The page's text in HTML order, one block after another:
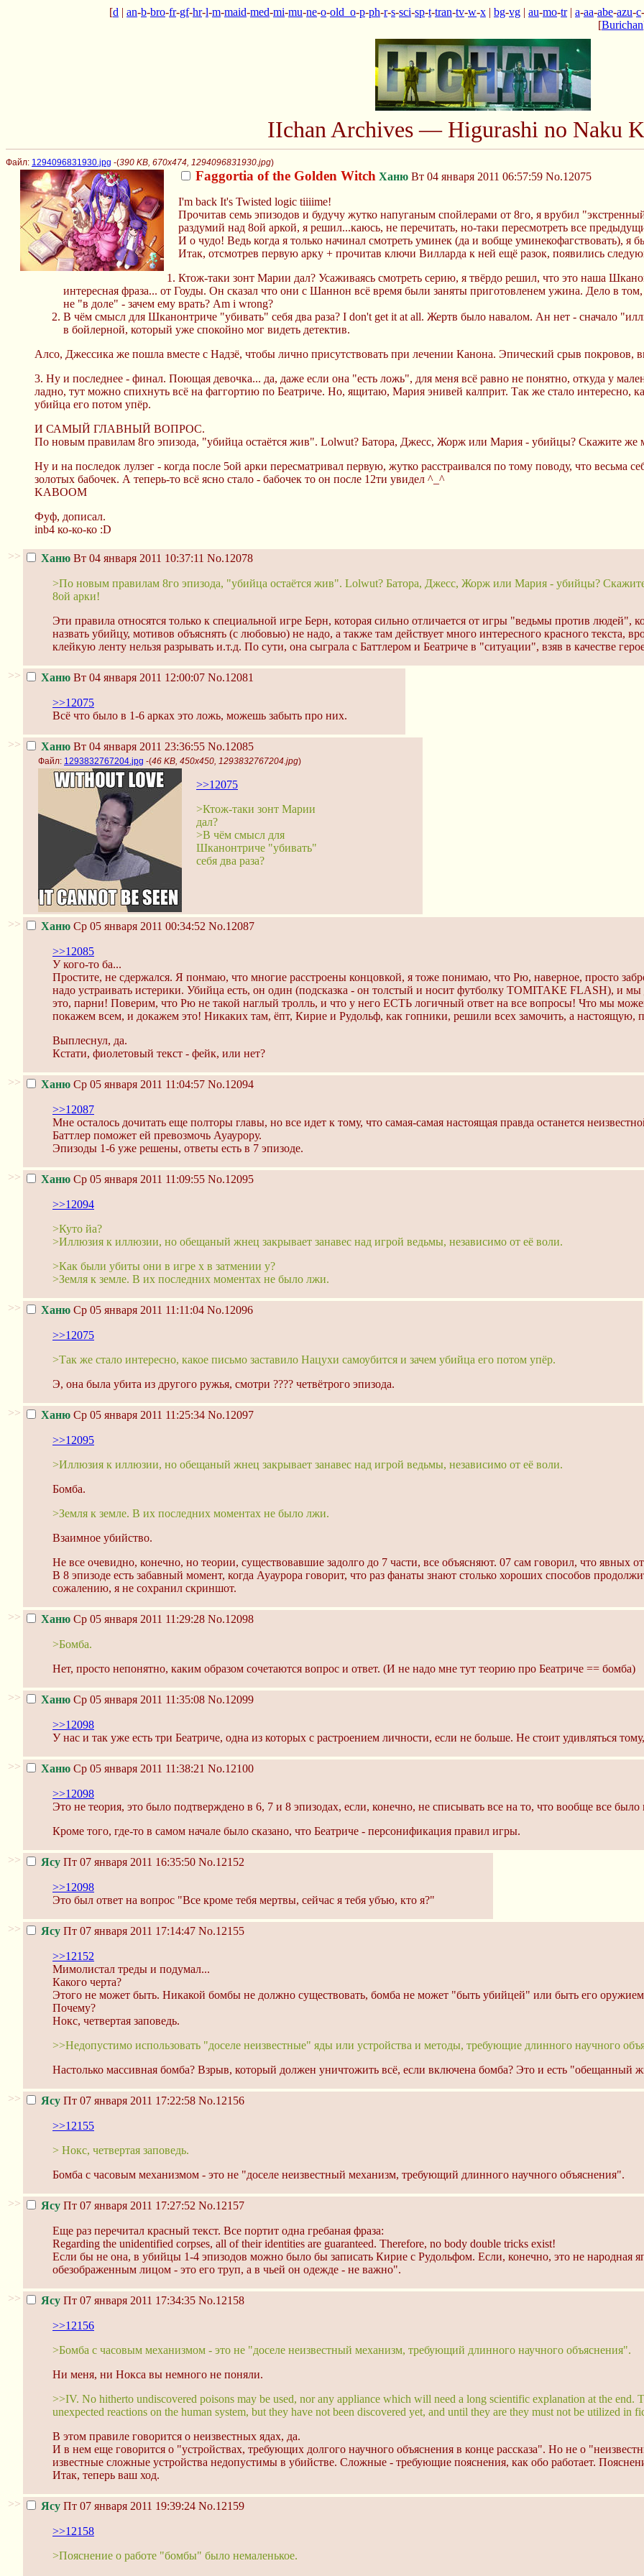
[d | an-b-bro-fr-gf-hr-l-m-maid-med-mi-mu-ne-o-old_o-p-ph-r-s-sci-sp-t-tran-tv-w-x | bg-vg | au-mo-tr| a-aa-abe-azu-c-
[Burichan
IIchan Archives — Higurashi no Naku
Файл: 1294096831930.jpg -(390 KB, 670x474, 1294096831930.jpg)
Faggortia of the Golden Witch Ханю Вт 04 января 2011 06:57:59 No.12075
I'm back It's Twisted logic tiiiime!
Прочитав семь эпизодов и будучу жутко напуганым спойлерами от 8го, я врубил
раздумий над 8ой аркой, я решил...каюсь, не перечитать, но-таки пересмотреть все
И о чудо! Ведь когда я только начинал смотреть уминек (да и вобще уминекофагствовать), я
Итак, отсмотрев первую арку + прочитав ключи Вилларда к ней ещё разок, появились
Ктож-таки зонт Марии дал? Усаживаясь смотреть серию, я твёрдо решил, что это наша
интересная фраза... от Гоуды. Он сказал что они с Шаннон всё время были заняты приготовленем ужина. Дело в
не "в доле" - зачем ему врать? Am i wrong?
В чём смысл для Шканонтриче "убивать" себя два раза? I don't get it at all. Жертв было навалом. Ан нет - сначало
в бойлерной, который уже спокойно мог видеть детектив.
Алсо, Джессика же пошла вместе с Надзё, чтобы лично присутствовать при лечении Канона. Эпический срыв покровов,
3. Ну и последнее - финал. Поющая девочка... да, даже если она "есть ложь", для меня всё равно не понятно, откуда у
ладно, тут можно спихнуть всё на фаггортию по Беатриче. Но, ящитаю, Мария энивей калприт. Так же стало интересно,
убийца его потом упёр.
И САМЫЙ ГЛАВНЫЙ ВОПРОС.
По новым правилам 8го эпизода, "убийца остаётся жив". Lolwut? Батора, Джесс, Жорж или Мария - убийцы? Скажите же
Ну и на последок лулзег - когда после 5ой арки пересматривал первую, жутко расстраивался по тому поводу, что весьма
золотых бабочек. А теперь-то всё ясно стало - бабочек то он после 12ти увидел ^_^
KABOOM
Фуф, дописал.
inb4 ко-ко-ко :D
>> Ханю Вт 04 января 2011 10:37:11 No.12078
>По новым правилам 8го эпизода, "убийца остаётся жив". Lolwut? Батора, Джесс, Жорж или Мария - убийцы?
8ой арки!
Эти правила относятся только к специальной игре Берн, которая сильно отличается от игры "ведьмы против людей",
назвать убийцу, мотивов объяснять (с любовью) не надо, а также там действует много интересного красного текста,
клейкую ленту нельзя разрывать и.т.д. По сути, она сыграла с Баттлером и Беатриче в "ситуации", взяв в качестве
>> Ханю Вт 04 января 2011 12:00:07 No.12081
>>12075
Всё что было в 1-6 арках это ложь, можешь забыть про них.
>> Ханю Вт 04 января 2011 23:36:55 No.12085
Файл: 1293832767204.jpg -(46 KB, 450x450, 1293832767204.jpg)
>>12075
>Ктож-таки зонт Марии
дал?
>В чём смысл для
Шканонтриче "убивать"
себя два раза?
>> Ханю Ср 05 января 2011 00:34:52 No.12087
>>12085
У кого-то ба...
Простите, не сдержался. Я понмаю, что многие расстроены концовкой, я тоже понимаю, что Рю, наверное, просто
надо устраивать истерики. Убийца есть, он один (подсказка - он толстый и носит футболку TOMITAKE FLASH), и
это, парни! Поверим, что Рю не такой наглый тролль, и что у него ЕСТЬ логичный ответ на все вопросы! Что мы
покажем всем, и докажем это! Никаких там, ёпт, Кирие и Рудольф, как гопники, решили всех замочить, а настоящую,
Выплеснул, да.
Кстати, фиолетовый текст - фейк, или нет?
>> Ханю Ср 05 января 2011 11:04:57 No.12094
>>12087
Мне осталось дочитать еще полторы главы, но все идет к тому, что самая-самая настоящая правда останется
Баттлер поможет ей превозмочь Ауаурору.
Эпизоды 1-6 уже решены, ответы есть в 7 эпизоде.
>> Ханю Ср 05 января 2011 11:09:55 No.12095
>>12094
>Куто йа?
>Иллюзия к иллюзии, но обещаный жнец закрывает занавес над игрой ведьмы, независимо от её воли.
>Как были убиты они в игре x в затмении y?
>Земля к земле. В их последних моментах не было лжи.
>> Ханю Ср 05 января 2011 11:11:04 No.12096
>>12075
>Так же стало интересно, какое письмо заставило Нацухи самоубится и зачем убийца его потом упёр.
Э, она была убита из другого ружья, смотри ???? четвётрого эпизода.
>> Ханю Ср 05 января 2011 11:25:34 No.12097
>>12095
>Иллюзия к иллюзии, но обещаный жнец закрывает занавес над игрой ведьмы, независимо от её воли.
Бомба.
>Земля к земле. В их последних моментах не было лжи.
Взаимное убийство.
Не все очевидно, конечно, но теории, существовавшие задолго до 7 части, все объясняют. 07 сам говорил, что явных
В 8 эпизоде есть забавный момент, когда Ауаурора говорит, что раз фанаты знают столько хороших способов
сожалению, я не сохранил скриншот.
>> Ханю Ср 05 января 2011 11:29:28 No.12098
>Бомба.
Нет, просто непонятно, каким образом сочетаются вопрос и ответ. (И не надо мне тут теорию про Беатриче == бомба)
>> Ханю Ср 05 января 2011 11:35:08 No.12099
>>12098
У нас и так уже есть три Беатриче, одна из которых с растроением личности, если не больше. Не стоит удивляться
>> Ханю Ср 05 января 2011 11:38:21 No.12100
>>12098
Это не теория, это было подтверждено в 6, 7 и 8 эпизодах, если, конечно, не списывать все на то, что вообще все
Кроме того, где-то в самом начале было сказано, что Беатриче - персонификация правил игры.
>> Ясу Пт 07 января 2011 16:35:50 No.12152
>>12098
Это был ответ на вопрос "Все кроме тебя мертвы, сейчас я тебя убъю, кто я?"
>> Ясу Пт 07 января 2011 17:14:47 No.12155
>>12152
Мимолистал треды и подумал...
Какого черта?
Этого не может быть. Никакой бомбы не должно существовать, бомба не может "быть убийцей" или быть его
Почему?
Нокс, четвертая заповедь.
>>Недопустимо использовать "доселе неизвестные" яды или устройства и методы, требующие длинного научного
Настолько массивная бомба? Взрыв, который должен уничтожить всё, если включена бомба? Это и есть "обещанный
>> Ясу Пт 07 января 2011 17:22:58 No.12156
>>12155
> Нокс, четвертая заповедь.
Бомба с часовым механизмом - это не "доселе неизвестный механизм, требующий длинного научного объяснения".
>> Ясу Пт 07 января 2011 17:27:52 No.12157
Еще раз перечитал красный текст. Все портит одна гребаная фраза:
Regarding the unidentified corpses, all of their identities are guaranteed. Therefore, no body double tricks exist!
Если бы не она, в убийцы 1-4 эпизодов можно было бы записать Кирие с Рудольфом. Если, конечно, это не народная
обезображенным лицом - это его труп, а в чьей он одежде - не важно".
>> Ясу Пт 07 января 2011 17:34:35 No.12158
>>12156
>Бомба с часовым механизмом - это не "доселе неизвестный механизм, требующий длинного научного объяснения".
Ни меня, ни Нокса вы немного не поняли.
>>IV. No hitherto undiscovered poisons may be used, nor any appliance which will need a long scientific explanation at the end.
unexpected reactions on the human system, but they have not been discovered yet, and until they are they must not be utilized in
В этом правиле говорится о неизвестных ядах, да.
И в нем еще говорится о "устройствах, требующих долгого научного объяснения в конце рассказа". Но не о
известные сложные устройства недопустимы в убийстве. Сложные - требующие пояснения, как обо работает.
Итак, теперь ваш ход.
>> Ясу Пт 07 января 2011 19:39:24 No.12159
>>12158
>Пояснение о работе "бомбы" было немаленькое.